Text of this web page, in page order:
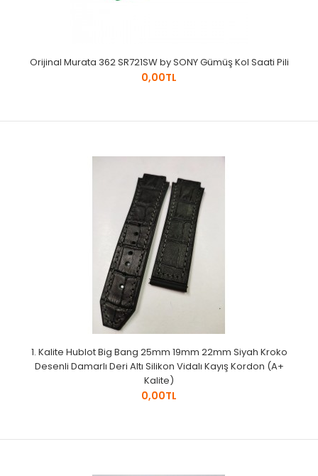
Orijinal Murata 362 SR721SW by SONY Gümüş Kol Saati Pili
0,00TL
1. Kalite Hublot Big Bang 25mm 19mm 22mm Siyah Kroko
Desenli Damarlı Deri Altı Silikon Vidalı Kayış Kordon (A+
Kalite)
0,00TL